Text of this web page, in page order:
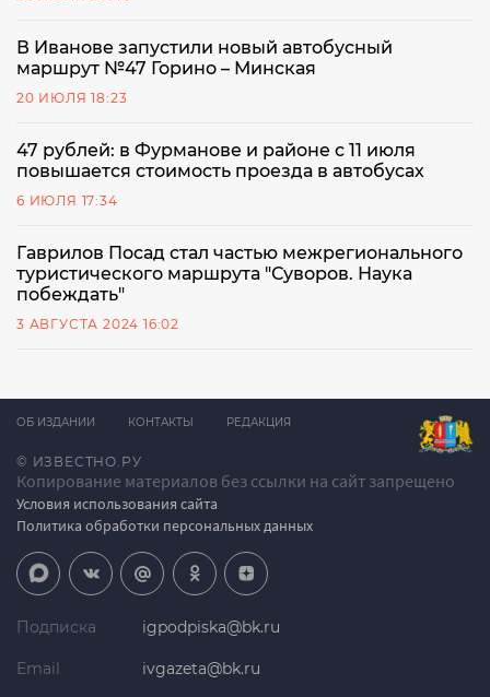
В Иванове запустили новый автобусный
маршрут №47 Горино – Минская
20 ИЮЛЯ 18:23
47 рублей: в Фурманове и районе с 11 июля
повышается стоимость проезда в автобусах
6 ИЮЛЯ 17:34
Гаврилов Посад стал частью межрегионального
туристического маршрута "Суворов. Наука
побеждать"
3 АВГУСТА 2024 16:02
© ИЗВЕСТНО.РУ
Копирование материалов без ссылки на сайт запрещено
Условия использования сайта
Политика обработки персональных данных
ОБ ИЗДАНИИ КОНТАКТЫ РЕДАКЦИЯ
Подписка igpodpiska@bk.ru
Email ivgazeta@bk.ru